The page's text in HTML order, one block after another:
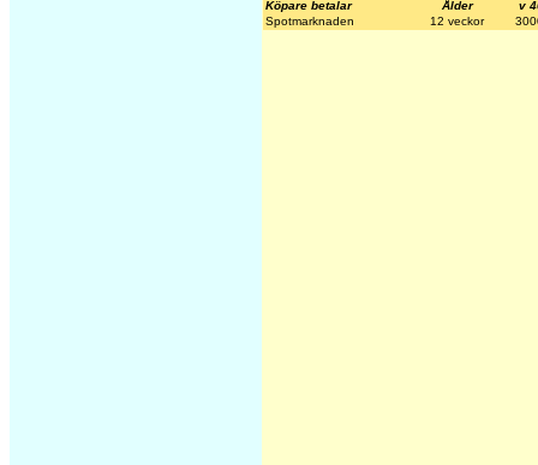
Köpare betalar
Ålder
v
Spotmarknaden
12 veckor